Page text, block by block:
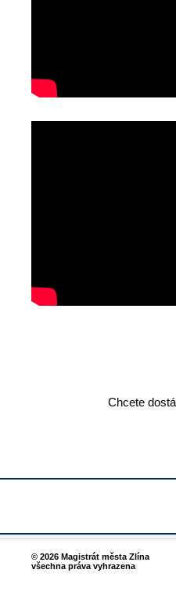
Chcete
© 2026 Magistrát města Zlína
všechna práva vyhrazena